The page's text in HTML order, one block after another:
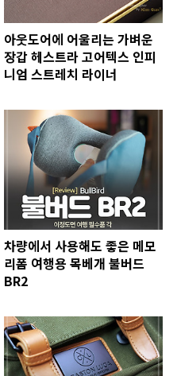
아웃도어에 어울리는 가벼운
장갑 헤스트라 고어텍스 인피
니엄 스트레치 라이너
차량에서 사용해도 좋은 메모
리폼 여행용 목베개 불버드
BR2